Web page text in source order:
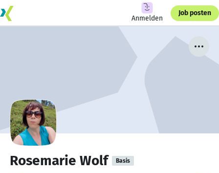
Anmelden
Job posten
Rosemarie Wolf Basis